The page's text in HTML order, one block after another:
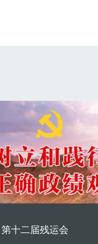
第十二届残运会